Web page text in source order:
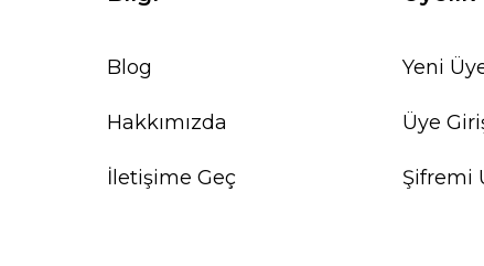
Blog
Hakkımızda
İletişime Geç
Yeni
Üye
Şifremi